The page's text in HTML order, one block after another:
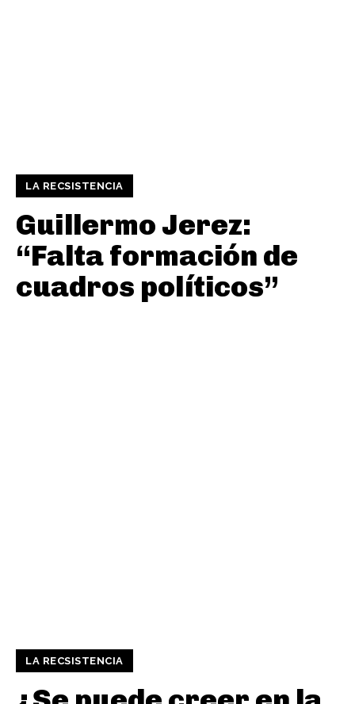
LA RECSISTENCIA
Guillermo Jerez:
“Falta formación de
cuadros políticos”
LA RECSISTENCIA